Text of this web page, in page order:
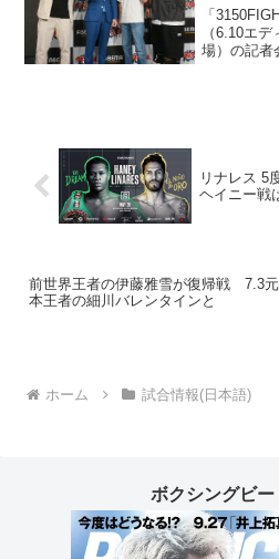
戦目
「
（6.10エ
場）の記者
リナレス 5
ヘイニー戦
前世界王者の伊藤雅雪が復帰戦 7.3元
本王者の細川バレンタインと
ホーム 試合情報(日本語)
ボクシングビー